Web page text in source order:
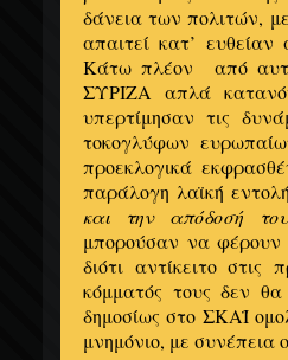
δάνεια των πολιτών,
απαιτεί κατ’
Κάτω πλέον από
ΣΥΡΙΖΑ απλά
υπερτίμησαν τις
τοκογλύφων
προεκλογικά
παράλογη λαϊκή
και την απόδοσή
μπορούσαν να φέρουν
διότι αντίκειτο
κόμματός τους δεν
δημοσίως στο ΣΚΑΪ
μνημόνιο, με συνέπεια